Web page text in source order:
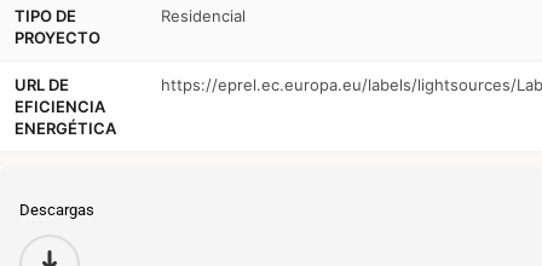
TIPO DE
PROYECTO
Residencial
URL DE
EFICIENCIA
ENERGÉTICA
https://eprel.ec.europa.eu/labels/lightsources/
Descargas